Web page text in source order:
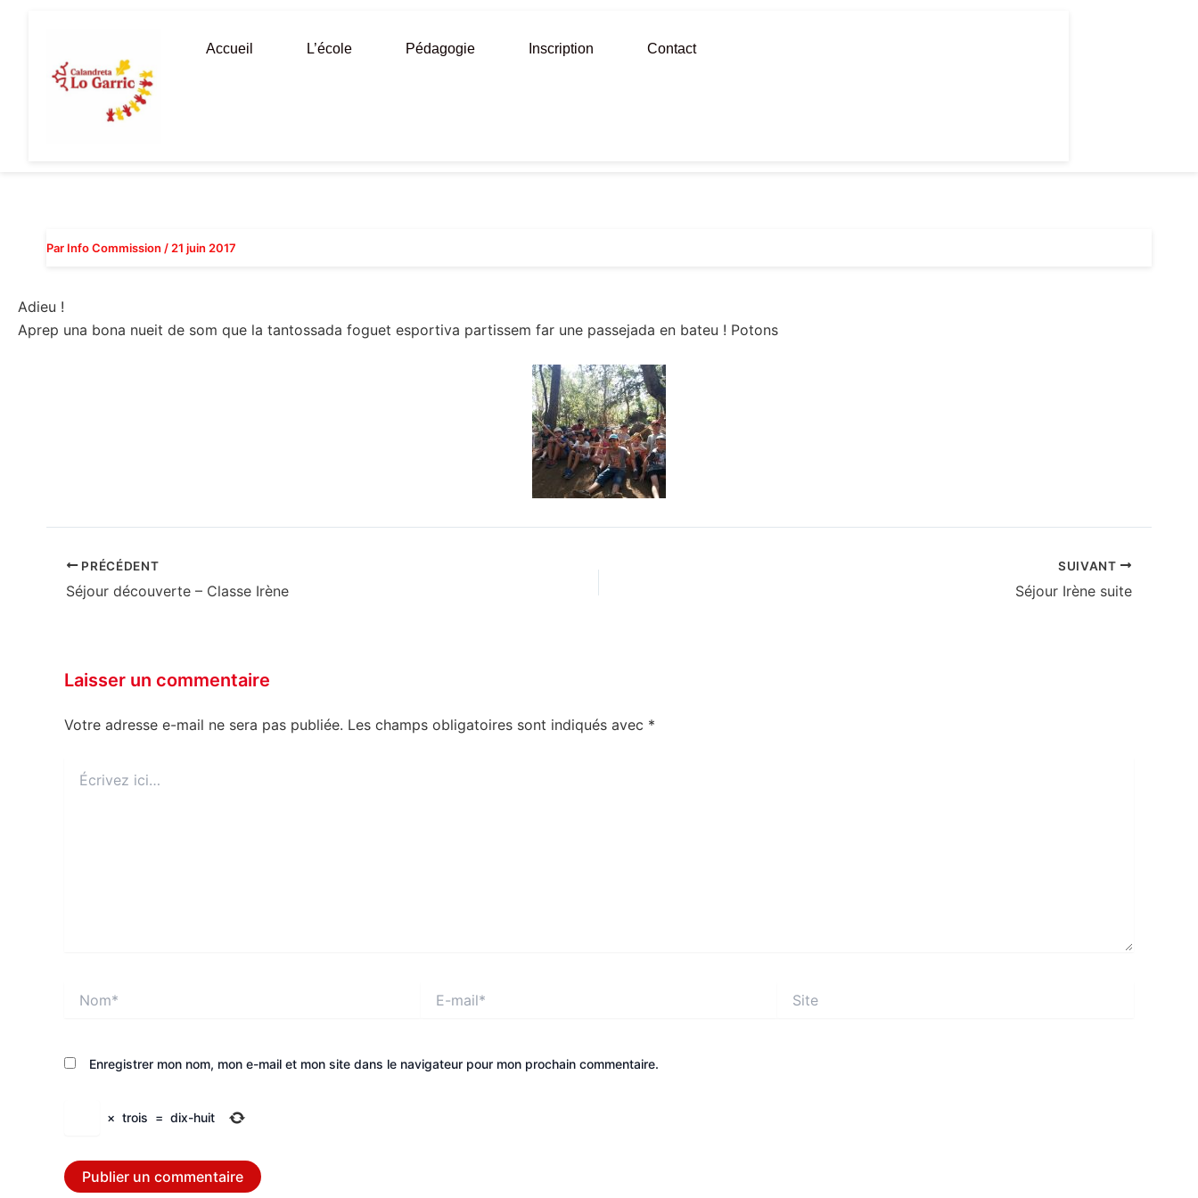
Accueil L’école Pédagogie Inscription Contact
Par Info Commission / 21 juin 2017
Adieu !
Aprep una bona nueit de som que la tantossada foguet esportiva partissem far une passejada en bateu ! Potons
PRÉCÉDENT
Séjour découverte – Classe Irène
SUIVANT
Séjour Irène suite
Laisser un commentaire
Votre adresse e-mail ne sera pas publiée. Les champs obligatoires sont indiqués avec *
ici…
mail*
Enregistrer mon nom, mon e-mail et mon site dans le navigateur pour mon prochain commentaire.
× trois = dix-huit